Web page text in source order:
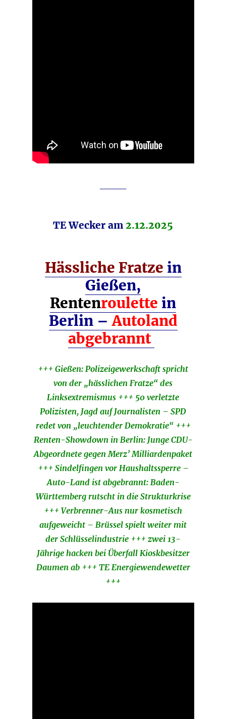
TE Wecker am 2.12.2025
Hässliche Fratze in
Gießen,
Rentenroulette in
Berlin –Autoland
abgebrannt
+++ Gießen: Polizeigewerkschaft spricht
von der „hässlichen Fratze“ des
Linksextremismus +++ 50 verletzte
Polizisten, Jagd auf Journalisten – SPD
redet von „leuchtender Demokratie“ +++
Renten-Showdown in Berlin: Junge CDU-
Abgeordnete gegen Merz’ Milliardenpaket
+++ Sindelfingen vor Haushaltssperre –
Auto-Land ist abgebrannt: Baden-
Württemberg rutscht in die Strukturkrise
+++ Verbrenner-Aus nur kosmetisch
aufgeweicht – Brüssel spielt weiter mit
der Schlüsselindustrie +++ zwei 13-
Jährige hacken bei Überfall Kioskbesitzer
Daumen ab +++ TE Energiewendewetter
+++